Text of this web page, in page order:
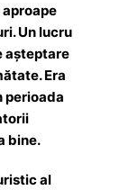
Un lucru
așteptare
Era
perioada
bine.
al